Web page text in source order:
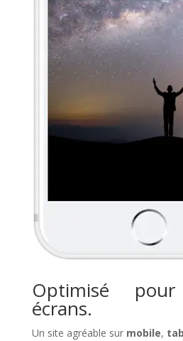
Optimisé
écrans.
Un site agréable sur mobile,